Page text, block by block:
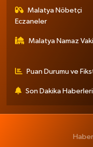
Malatya Nöbetçi
Eczaneler
Malatya Namaz
Puan Durumu ve
Son Dakika Haberleri
Haber